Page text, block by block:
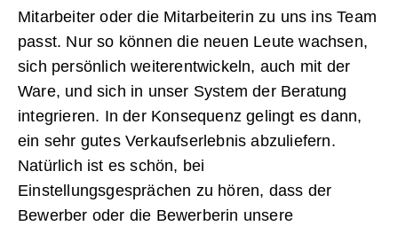
Mitarbeiter oder die Mitarbeiterin zu uns ins Team
passt. Nur so können die neuen Leute wachsen,
sich persönlich weiterentwickeln, auch mit der
Ware, und sich in unser System der Beratung
integrieren. In der Konsequenz gelingt es dann,
ein sehr gutes Verkaufserlebnis abzuliefern.
Natürlich ist es schön, bei
Einstellungsgesprächen zu hören, dass der
Bewerber oder die Bewerberin unsere